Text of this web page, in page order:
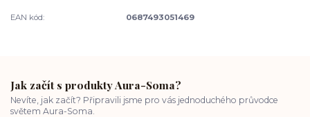
EAN kód: 0687493051469
Jak začít s produkty Aura-Soma?
Nevíte, jak začít? Připravili jsme pro vás jednoduchého průvodce
světem Aura-Soma.